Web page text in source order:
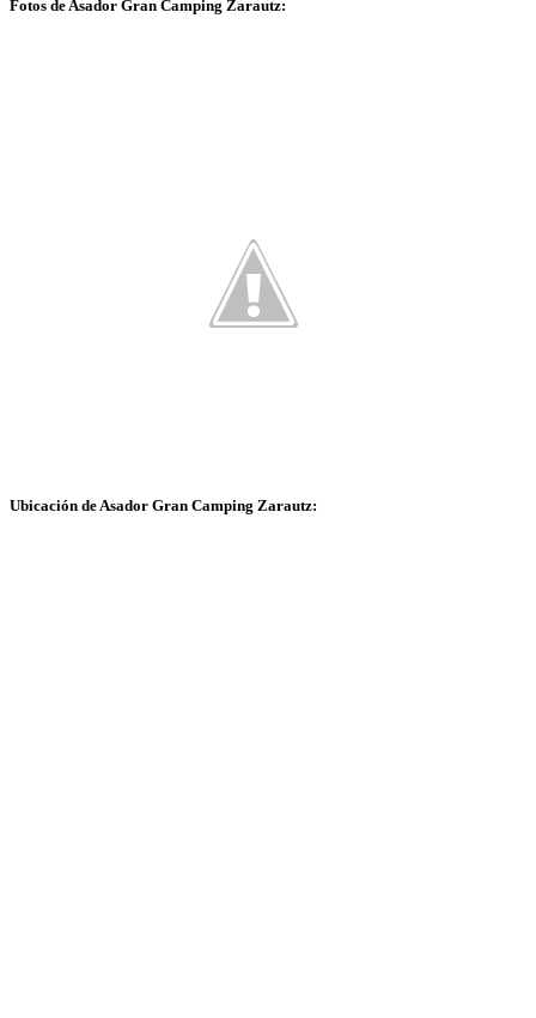
Fotos de Asador Gran Camping Zarautz:
Ubicación de Asador Gran Camping Zarautz: